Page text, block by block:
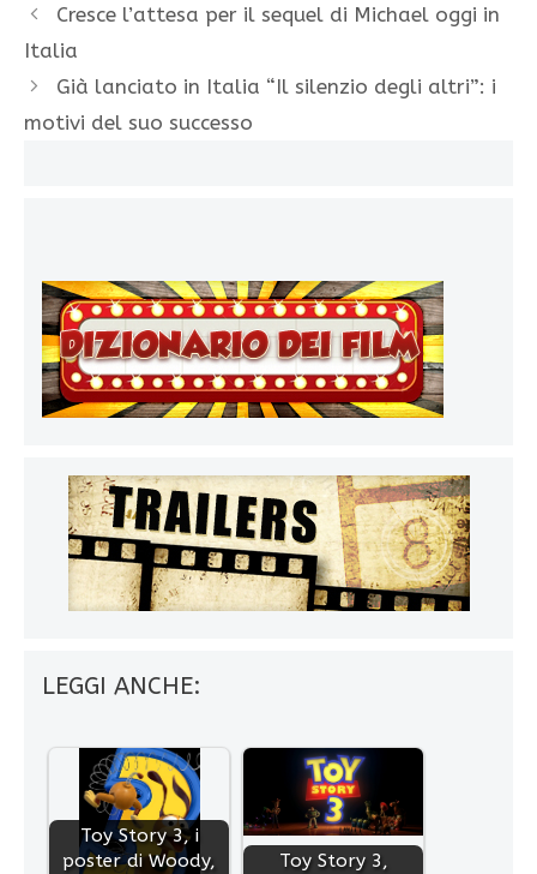
Cresce l’attesa per il sequel di Michael oggi in
Italia
Già lanciato in Italia “Il silenzio degli altri”: i
motivi del suo successo
LEGGI ANCHE:
Toy Story 3, i
poster di Woody,
Toy Story 3,